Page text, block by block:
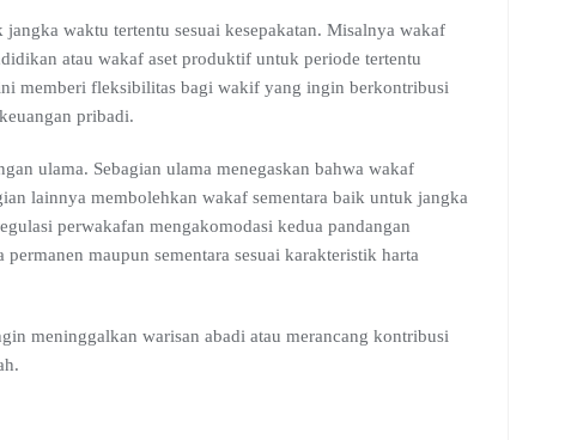
waktu tertentu sesuai kesepakatan. Misalnya wakaf
atau wakaf aset produktif untuk periode tertentu
memberi fleksibilitas bagi wakif yang ingin berkontribusi
pribadi.
ulama. Sebagian ulama menegaskan bahwa wakaf
lainnya membolehkan wakaf sementara baik untuk jangka
perwakafan mengakomodasi kedua pandangan
maupun sementara sesuai karakteristik harta
meninggalkan warisan abadi atau merancang kontribusi